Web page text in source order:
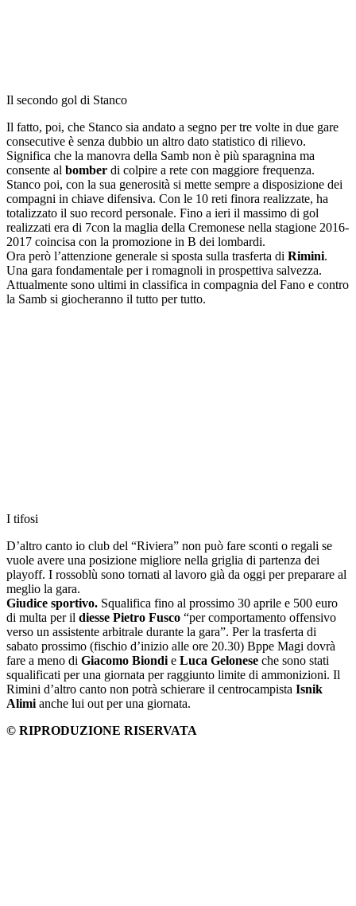
Il secondo gol di Stanco
Il fatto, poi, che Stanco sia andato a segno per tre volte in due gare
consecutive è senza dubbio un altro dato statistico di rilievo.
Significa che la manovra della Samb non è più sparagnina ma
consente al bomber di colpire a rete con maggiore frequenza.
Stanco poi, con la sua generosità si mette sempre a disposizione dei
compagni in chiave difensiva. Con le 10 reti finora realizzate, ha
totalizzato il suo record personale. Fino a ieri il massimo di gol
realizzati era di 7con la maglia della Cremonese nella stagione 2016-
2017 coincisa con la promozione in B dei lombardi.
Ora però l’attenzione generale si sposta sulla trasferta di Rimini.
Una gara fondamentale per i romagnoli in prospettiva salvezza.
Attualmente sono ultimi in classifica in compagnia del Fano e contro
la Samb si giocheranno il tutto per tutto.
I tifosi
D’altro canto io club del “Riviera” non può fare sconti o regali se
vuole avere una posizione migliore nella griglia di partenza dei
playoff. I rossoblù sono tornati al lavoro già da oggi per preparare al
meglio la gara.
Giudice sportivo. Squalifica fino al prossimo 30 aprile e 500 euro
di multa per il diesse Pietro Fusco “per comportamento offensivo
verso un assistente arbitrale durante la gara”. Per la trasferta di
sabato prossimo (fischio d’inizio alle ore 20.30) Bppe Magi dovrà
fare a meno di Giacomo Biondi e Luca Gelonese che sono stati
squalificati per una giornata per raggiunto limite di ammonizioni. Il
Rimini d’altro canto non potrà schierare il centrocampista Isnik
Alimi anche lui out per una giornata.
© RIPRODUZIONE RISERVATA